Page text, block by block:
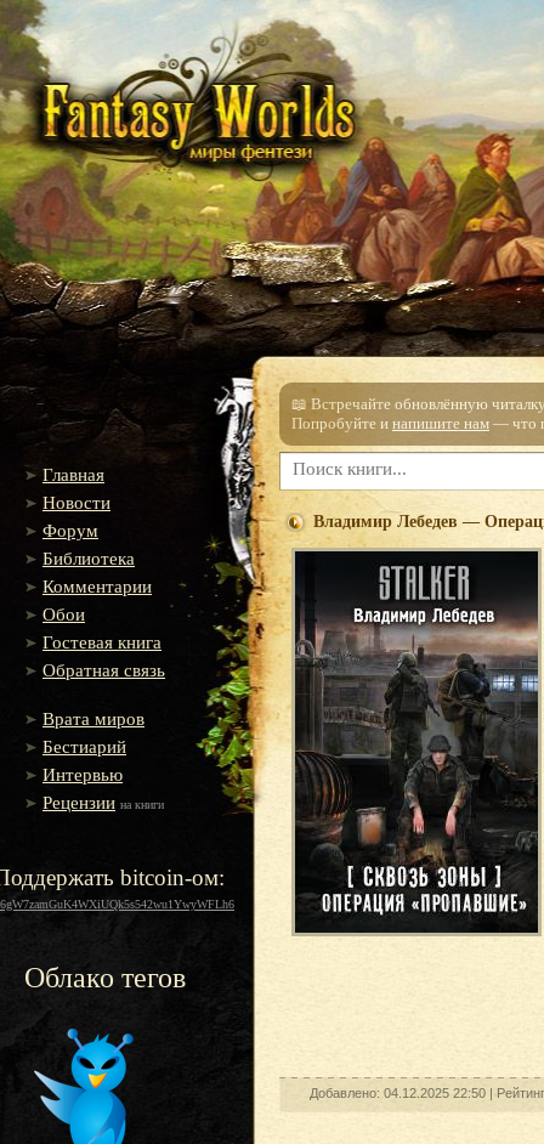
Главная
Новости
Форум
Библиотека
Комментарии
Обои
Гостевая книга
Обратная связь
Врата миров
Бестиарий
Интервью
Рецензии на книги
bitcoin-ом:
Облако тегов
📖 Встречайте обновлённую
Попробуйте и напишите нам — что
Владимир Лебедев —
Добавлено: 04.12.2025 22:50 |